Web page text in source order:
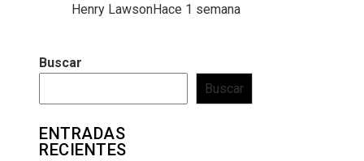
Henry LawsonHace 1 semana
Buscar
Buscar
ENTRADAS
RECIENTES